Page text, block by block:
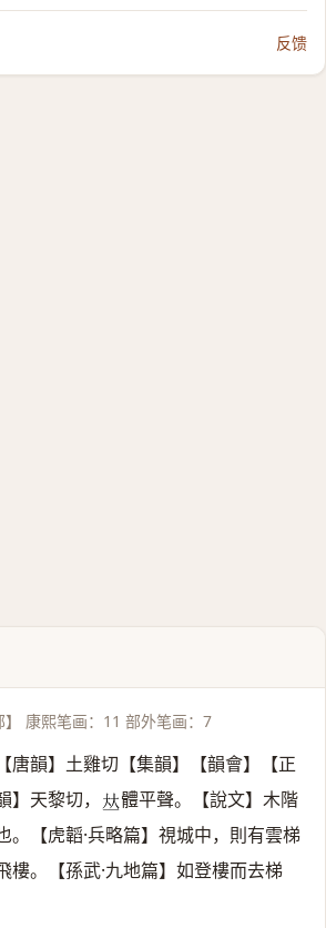
反馈
】 康熙笔画：11 部外笔画：7
【唐韻】土雞切【集韻】【韻會】【正
】天黎切， 𠀤體平聲。【說文】木階
。【虎韜·兵略篇】視城中，則有雲梯
樓。【孫武·九地篇】如登樓而去梯